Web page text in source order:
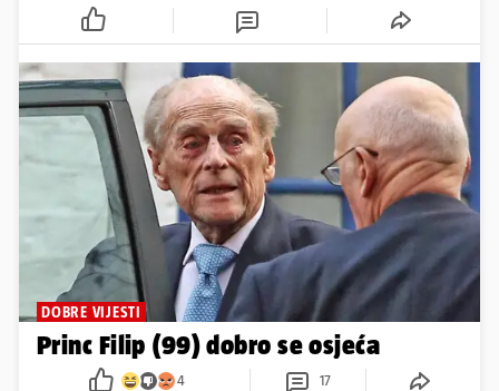
DOBRE VIJESTI
Princ Filip (99) dobro se osjeća
4 17